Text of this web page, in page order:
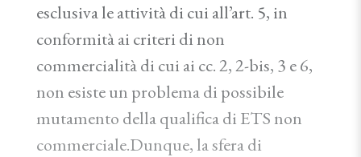
esclusiva le attività di cui all’art. 5, in
conformità ai criteri di non
commercialità di cui ai cc. 2, 2-bis, 3 e 6,
non esiste un problema di possibile
mutamento della qualifica di ETS non
commerciale.Dunque, la sfera di